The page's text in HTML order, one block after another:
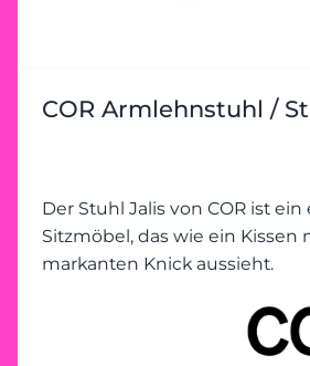
COR Armlehnstuhl /
Der Stuhl Jalis von COR ist
Sitzmöbel, das wie ein Kissen
markanten Knick aussieht.